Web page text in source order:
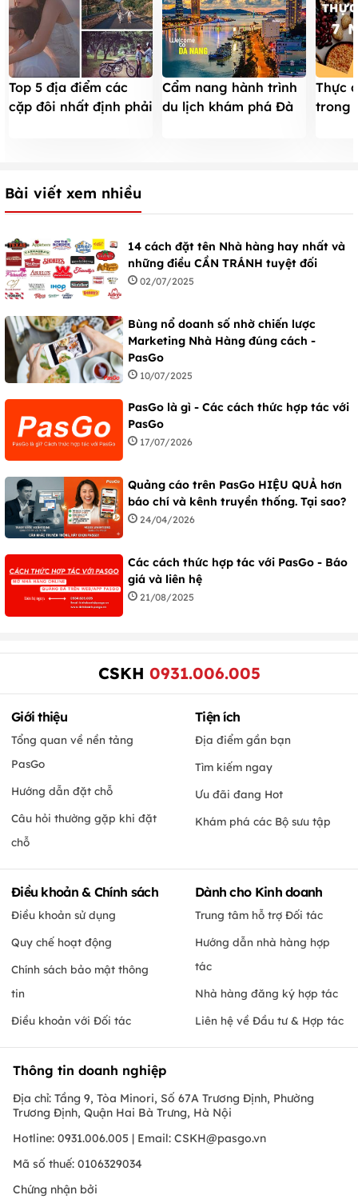
Top 5 địa điểm các
cặp đôi nhất định phải
Cẩm nang hành trình
du lịch khám phá Đà
Thực
trong
Bài viết xem nhiều
14 cách đặt tên Nhà hàng hay nhất và
những điều CẦN TRÁNH tuyệt đối
02/07/2025
Bùng nổ doanh số nhờ chiến lược
Marketing Nhà Hàng đúng cách -
PasGo
10/07/2025
PasGo là gì - Các cách thức hợp tác với
PasGo
17/07/2026
Quảng cáo trên PasGo HIỆU QUẢ hơn
báo chí và kênh truyền thống. Tại sao?
24/04/2026
Các cách thức hợp tác với PasGo - Báo
giá và liên hệ
21/08/2025
CSKH 0931.006.005
Giới thiệu
Tổng quan về nền tảng
PasGo
Hướng dẫn đặt chỗ
Câu hỏi thường gặp khi đặt
chỗ
Tiện ích
Địa điểm gần bạn
Tìm kiếm ngay
Ưu đãi đang Hot
Khám phá các Bộ sưu tập
Điều khoản & Chính sách
Điều khoản sử dụng
Quy chế hoạt động
Chính sách bảo mật thông
tin
Điều khoản với Đối tác
Dành cho Kinh doanh
Trung tâm hỗ trợ Đối tác
Hướng dẫn nhà hàng hợp
tác
Nhà hàng đăng ký hợp tác
Liên hệ về Đầu tư & Hợp tác
Thông tin doanh nghiệp
Địa chỉ: Tầng 9, Tòa Minori, Số 67A Trương Định, Phường
Trương Định, Quận Hai Bà Trưng, Hà Nội
Hotline: 0931.006.005 | Email: CSKH@pasgo.vn
Mã số thuế: 0106329034
Chứng nhận bởi